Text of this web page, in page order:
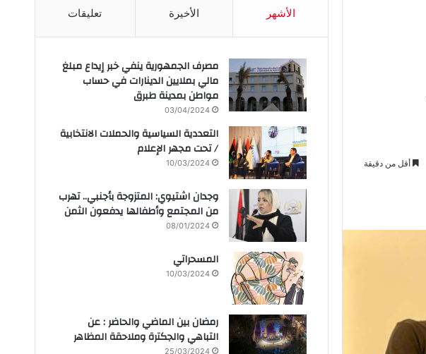
أقل من دقيقة
الأشهر الأخيرة تعليقات
مصرف الجمهورية ينفي خبر إيداع مبلغ
مالي بملايين الدينارات في حساب
مواطن بمدينة طبرق
03/04/2024
التعددية السياسية والحملات الانتخابية
/ تحت مجهر الإعلام
10/03/2024
وجدان اشتيوي: المتزوجة بأجنبي.. تهرب
من المجتمع وأطفالها يدفعون الثمن
08/01/2024
المسحراتي
10/03/2024
رمضان بين الماضي والحاضر : عن
التباهي والجكترة وملاحقة المظاهر
25/03/2024